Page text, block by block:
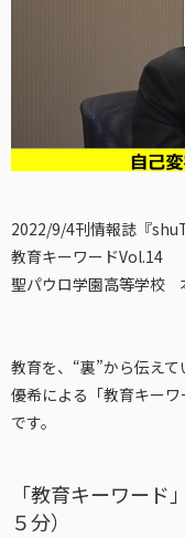
2022/9/4刊情報誌『
教育キーワードVol.14
聖パウロ学園高等学校
教育を、“裏”から伝え
優希による「教育キー
です。
「教育キーワード
５分）